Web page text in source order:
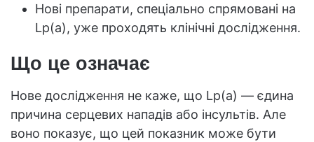
Нові препарати, спеціально спрямовані на
Lp(a), уже проходять клінічні дослідження.
Що це означає
Нове дослідження не каже, що Lp(a) — єдина
причина серцевих нападів або інсультів. Але
воно показує, що цей показник може бути